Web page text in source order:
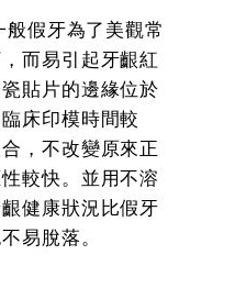
假牙為了美觀常
而易引起牙齦紅
貼片的邊緣位於
床印模時間較
，不改變原來正
較快。並用不溶
健康狀況比假牙
易脫落。